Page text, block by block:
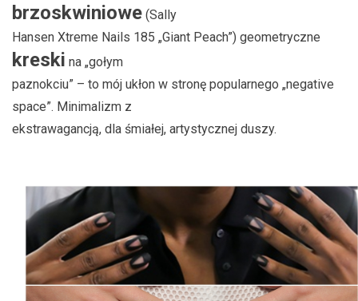
brzoskwiniowe (Sally
Hansen Xtreme Nails 185 „Giant Peach”) geometryczne
kreski na „gołym
paznokciu” – to mój ukłon w stronę popularnego „negative
space”. Minimalizm z
ekstrawagancją, dla śmiałej, artystycznej duszy.